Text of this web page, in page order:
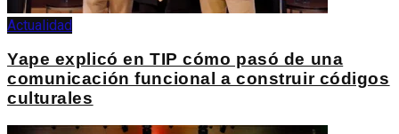
Actualidad
Yape explicó en TIP cómo pasó de una
comunicación funcional a construir códigos
culturales